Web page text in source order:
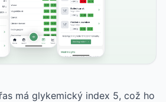
má glykemický index 5, což ho